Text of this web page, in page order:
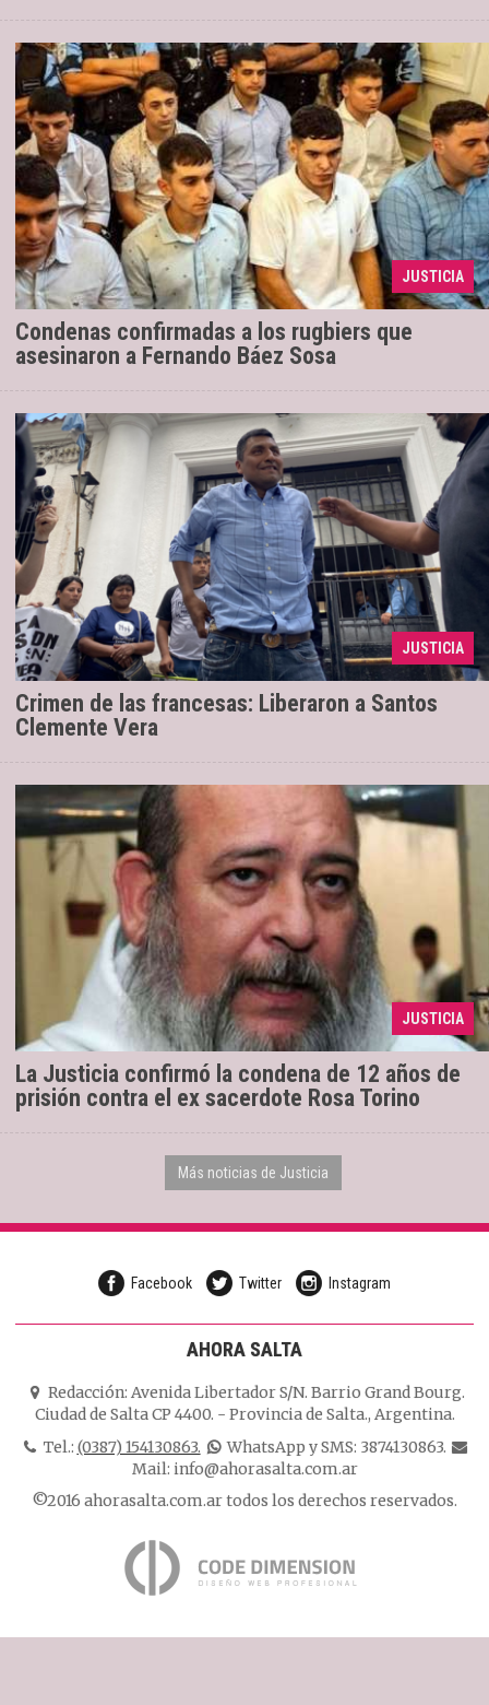
JUSTICIA
Condenas confirmadas a los rugbiers que
asesinaron a Fernando Báez Sosa
23/03/2024
Cinco de los acusados cumplen prisión
perpetua, tres enfrentan 15 años
JUSTICIA
Crimen de las francesas: Liberaron a Santos
Clemente Vera
11/12/2023 En libertad, Santos Clemente Vera
reafirmó su inocencia y apuntó a la Justicia de Salta.
“No entiendo por qué a mí, hoy soy yo y puede
haber sido cua ...
JUSTICIA
La Justicia confirmó la condena de 12 años de
prisión contra el ex sacerdote Rosa Torino
10/11/2023 La Sala 2 de la Corte de Salta ratificó la
pena de 12 años de prisión por los hechos
ocurridos entre 2009 y 2012.
Más noticias de Justicia
Facebook Twitter Instagram
AHORA SALTA
Redacción: Avenida Libertador S/N. Barrio Grand Bourg.
Ciudad de Salta CP 4400. - Provincia de Salta., Argentina.
Tel.: (0387) 154130863.
WhatsApp y SMS: 3874130863.
Mail: info@ahorasalta.com.ar
©2016 ahorasalta.com.ar todos los derechos reservados.